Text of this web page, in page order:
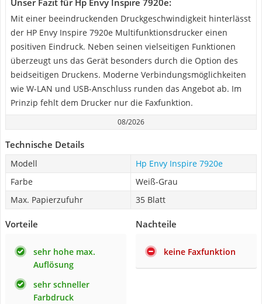
Unser Fazit für Hp Envy Inspire 7920e:
Mit einer beeindruckenden Druckgeschwindigkeit hinterlässt
der HP Envy Inspire 7920e Multifunktionsdrucker einen
positiven Eindruck. Neben seinen vielseitigen Funktionen
überzeugt uns das Gerät besonders durch die Option des
beidseitigen Druckens. Moderne Verbindungsmöglichkeiten
wie W-LAN und USB-Anschluss runden das Angebot ab. Im
Prinzip fehlt dem Drucker nur die Faxfunktion.
08/2026
Technische Details
Modell
Hp Envy Inspire 7920e
Farbe
Weiß-Grau
Max. Papierzufuhr
35 Blatt
Vorteile
sehr hohe max.
Auflösung
sehr schneller
Farbdruck
Nachteile
keine Faxfunktion